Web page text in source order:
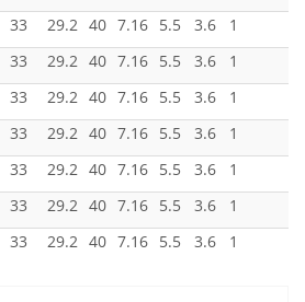
33 29.2 40 7.16 5.5 3.6
1
33 29.2 40 7.16 5.5 3.6
1
33 29.2 40 7.16 5.5 3.6
1
33 29.2 40 7.16 5.5 3.6
1
33 29.2 40 7.16 5.5 3.6
1
33 29.2 40 7.16 5.5 3.6
1
33 29.2 40 7.16 5.5 3.6 1